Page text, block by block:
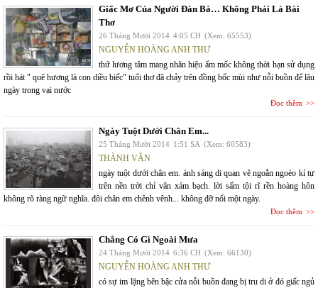
Giấc Mơ Của Người Đàn Bà… Không Phải Là Bài
Thơ
26 Tháng Mười 2014 4:05 CH (Xem: 65553)
NGUYỄN HOÀNG ANH THƯ
thứ lương tâm mang nhãn hiệu ẩm mốc không thời hạn sử dụng
rồi hát " quê hương là con diều biếc" tuổi thơ đã chảy trên đồng bốc mùi như nỗi buồn để lâu
ngày trong vại nước
Đọc thêm
Ngày Tuột Dưới Chân Em...
25 Tháng Mười 2014 1:51 SA (Xem: 60583)
THÀNH VĂN
ngày tuột dưới chân em. ánh sáng di quan vẽ ngoằn ngoèo kí tự
trên nền trời chỉ vân xám bạch. lời sấm tội rĩ rền hoàng hôn
không rõ ràng ngữ nghĩa. đôi chân em chênh vênh... không đỡ nổi một ngày.
Đọc thêm
Chẳng Có Gì Ngoài Mưa
24 Tháng Mười 2014 6:36 CH (Xem: 66130)
NGUYỄN HOÀNG ANH THƯ
có sự im lặng bên bậc cửa nỗi buồn đang bị tru di ở đó giấc ngủ